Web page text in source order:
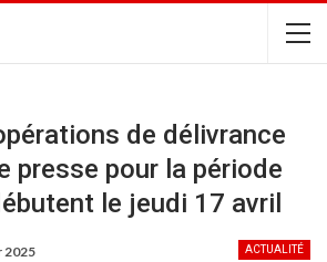
de délivrance
presse pour la période
le jeudi 17 avril
ACTUALITÉ
2025